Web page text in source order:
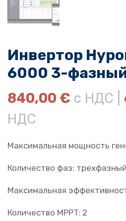
Инвертор
6000 3-
840,00 € с НДС |
НДС
Максимальная мощность
Количество фаз: трехфазный
Максимальная
Количество MPPT: 2